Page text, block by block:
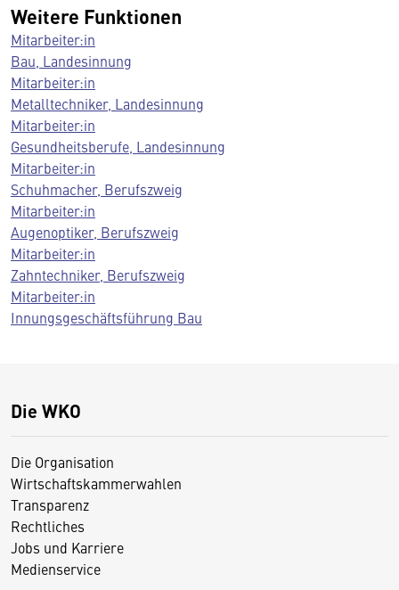
Weitere Funktionen
Mitarbeiter:in
Bau, Landesinnung
Mitarbeiter:in
Metalltechniker, Landesinnung
Mitarbeiter:in
Gesundheitsberufe, Landesinnung
Mitarbeiter:in
Schuhmacher, Berufszweig
Mitarbeiter:in
Augenoptiker, Berufszweig
Mitarbeiter:in
Zahntechniker, Berufszweig
Mitarbeiter:in
Innungsgeschäftsführung Bau
Die WKO
Die Organisation
Wirtschaftskammerwahlen
Transparenz
Rechtliches
Jobs und Karriere
Medienservice